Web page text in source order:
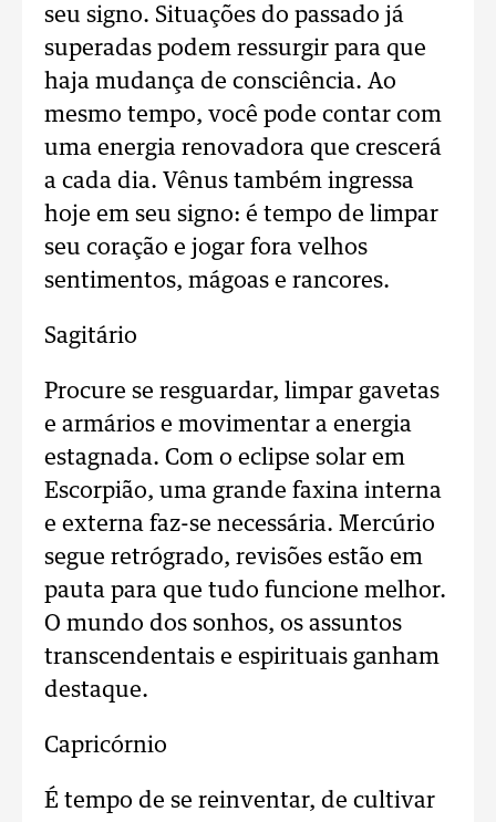
seu signo. Situações do passado já
superadas podem ressurgir para que
haja mudança de consciência. Ao
mesmo tempo, você pode contar com
uma energia renovadora que crescerá
a cada dia. Vênus também ingressa
hoje em seu signo: é tempo de limpar
seu coração e jogar fora velhos
sentimentos, mágoas e rancores.
Sagitário
Procure se resguardar, limpar gavetas
e armários e movimentar a energia
estagnada. Com o eclipse solar em
Escorpião, uma grande faxina interna
e externa faz-se necessária. Mercúrio
segue retrógrado, revisões estão em
pauta para que tudo funcione melhor.
O mundo dos sonhos, os assuntos
transcendentais e espirituais ganham
destaque.
Capricórnio
É tempo de se reinventar, de cultivar